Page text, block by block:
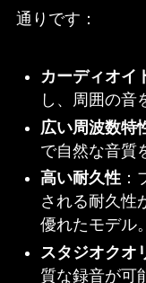
通りです：
カーディオイ
し、周囲の音
広い周波数特
で自然な音質
高い耐久性：
される耐久性
優れたモデル。
スタジオクオ
質な録音が可